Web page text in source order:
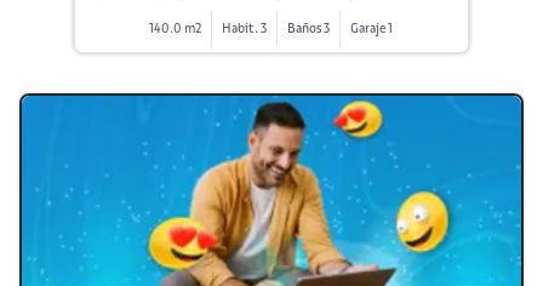
140.0 m2 Habit. 3 Baños 3 Garaje 1